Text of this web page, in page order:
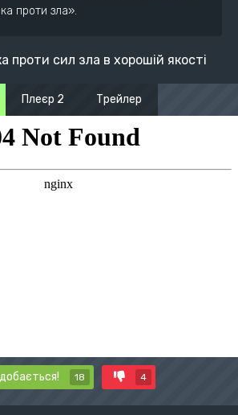
проти зла».
проти сил зла в хорошій якості
Плеєр 2 Трейлер
18 4